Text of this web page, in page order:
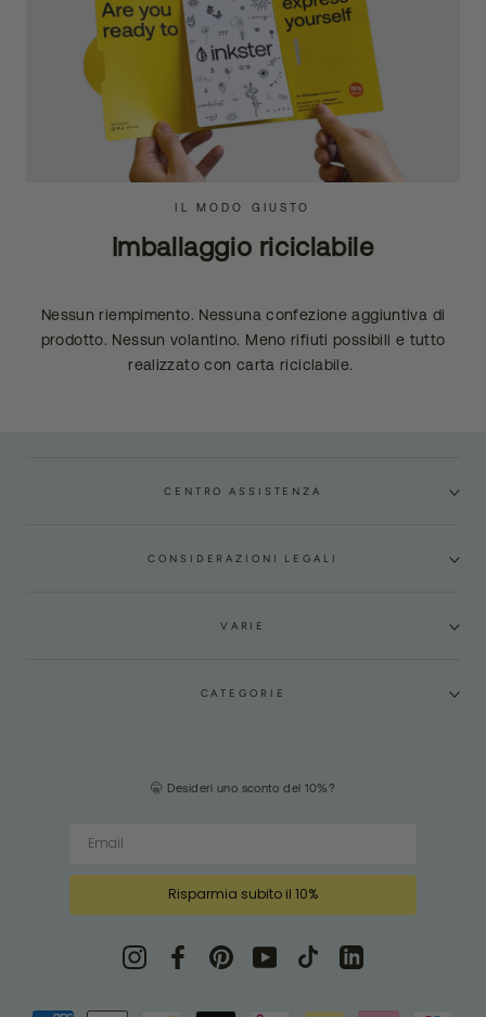
IL MODO GIUSTO
Imballaggio riciclabile
Nessun riempimento. Nessuna confezione aggiuntiva di
prodotto. Nessun volantino. Meno rifiuti possibili e tutto
realizzato con carta riciclabile.
CENTRO ASSISTENZA
CONSIDERAZIONI LEGALI
VARIE
CATEGORIE
🤫 Desideri uno sconto del 10%?
Risparmia subito il 10%